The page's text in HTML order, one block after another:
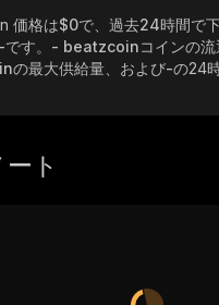
価格は$0で、過去24時間で
-です。 - beatzcoinコインの
の最大供給量、および-の24
ト